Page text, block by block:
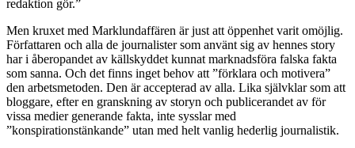
redaktion gör.”
Men kruxet med Marklundaffären är just att öppenhet varit omöjlig.
Författaren och alla de journalister som använt sig av hennes story
har i åberopandet av källskyddet kunnat marknadsföra falska fakta
som sanna. Och det finns inget behov att ”förklara och motivera”
den arbetsmetoden. Den är accepterad av alla. Lika självklar som att
bloggare, efter en granskning av storyn och publicerandet av för
vissa medier generande fakta, inte sysslar med
”konspirationstänkande” utan med helt vanlig hederlig journalistik.